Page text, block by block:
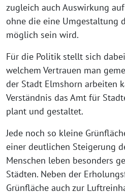
zugleich auch Auswirkung
ohne die eine Umgestaltung
möglich sein wird.
Für die Politik stellt sich
welchem Vertrauen man
der Stadt Elmshorn arbeiten
Verständnis das Amt für
plant und gestaltet.
Jede noch so kleine
einer deutlichen Steigerung
Menschen leben besonders
Städten. Neben der
Grünfläche auch zur